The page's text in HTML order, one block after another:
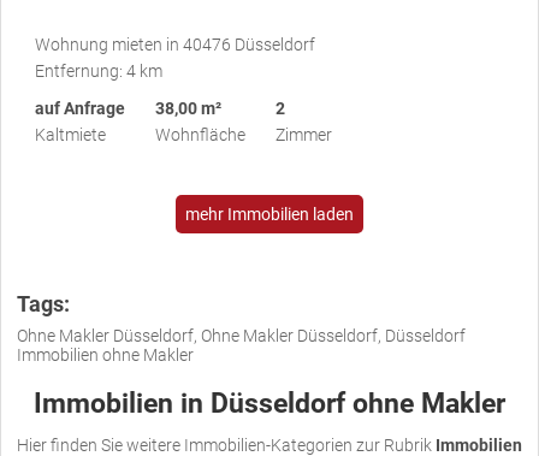
Wohnung mieten in 40476 Düsseldorf
Entfernung: 4 km
auf Anfrage
Kaltmiete
38,00 m²
Wohnfläche
2
Zimmer
mehr Immobilien laden
Tags:
Ohne Makler Düsseldorf, Ohne Makler Düsseldorf, Düsseldorf
Immobilien ohne Makler
Immobilien in Düsseldorf ohne Makler
Hier finden Sie weitere Immobilien-Kategorien zur Rubrik Immobilien